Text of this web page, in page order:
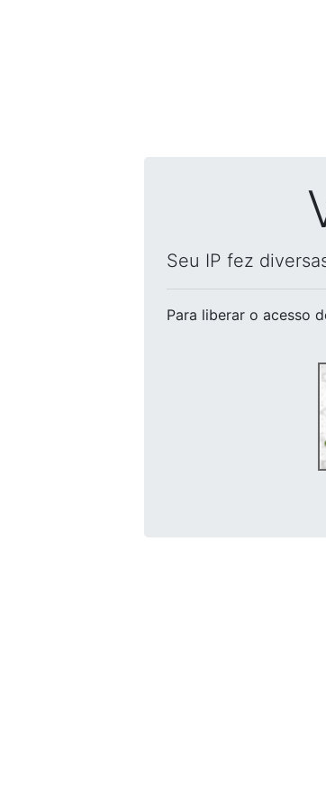
Seu IP fez
Para liberar o acesso